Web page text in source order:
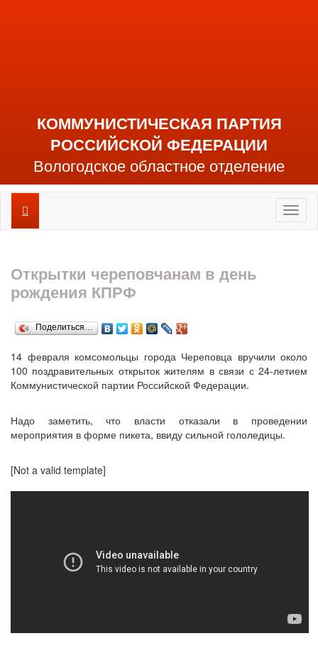
КОММУНИСТИЧЕСКАЯ ПАРТИЯ
РОССИЙСКОЙ ФЕДЕРАЦИИ
Вологодское областное отделение
Открытки череповчанам в день
рождения КПРФ
Поделиться…
14 февраля комсомольцы города Череповца вручили около
100 поздравительных открыток жителям в связи с 24-летием
Коммунистической партии Российской Федерации.
Надо заметить, что власти отказали в проведении
мероприятия в форме пикета, ввиду сильной гололедицы.
[Not a valid template]